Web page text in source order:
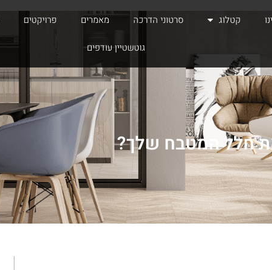
קטלוג סרטוני הדרכה מאמרים פרויקטים
גוטשטיין עודפים
חלל המטבח שלך?